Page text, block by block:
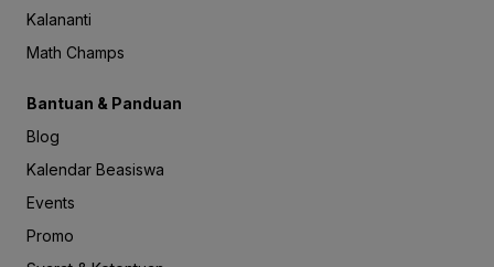
Kalananti
Math Champs
Bantuan & Panduan
Blog
Kalendar Beasiswa
Events
Promo